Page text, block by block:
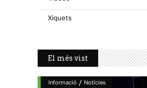
Xiquets
El més vist
Informació / Notícies